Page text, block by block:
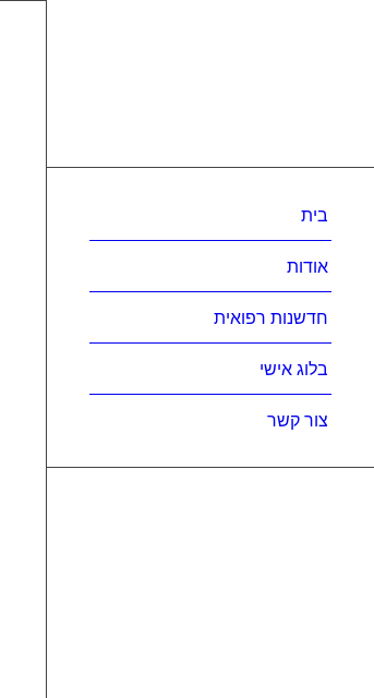
בית
אודות
חדשנות רפואית
בלוג אישי
צור קשר